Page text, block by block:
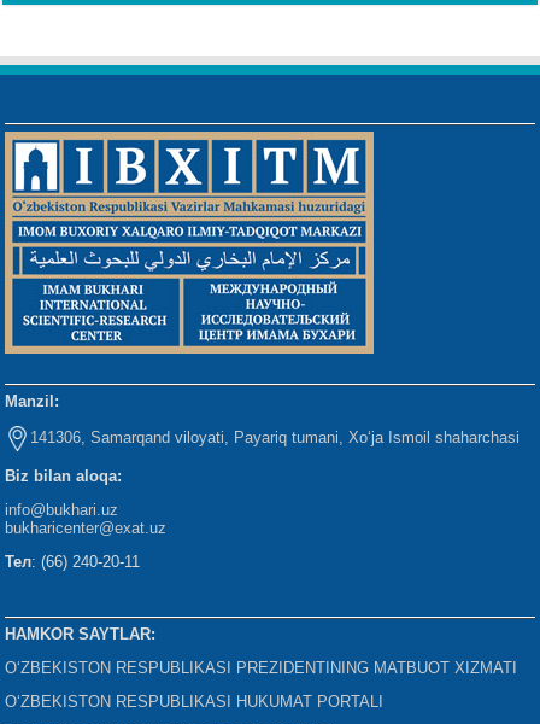
Manzil:
141306, Samarqand viloyati, Payariq tumani, Xo‘ja Ismoil shaharchasi
Biz bilan aloqa:
info@bukhari.uz
bukharicenter@exat.uz
Тел: (66) 240-20-11
HAMKOR SAYTLAR:
O‘ZBEKISTON RESPUBLIKASI PREZIDENTINING MATBUOT XIZMATI
O‘ZBEKISTON RESPUBLIKASI HUKUMAT PORTALI